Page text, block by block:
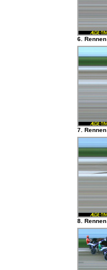
6. Rennen
7. Rennen
8. Rennen